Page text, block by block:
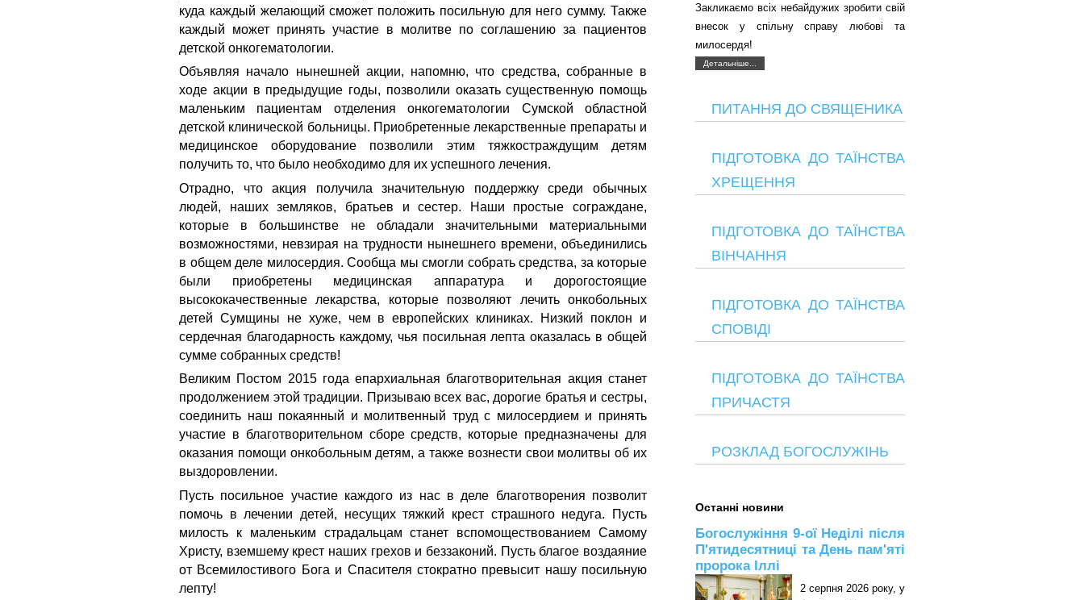
куда каждый желающий сможет положить посильную для него сумму. Также
каждый может принять участие в молитве по соглашению за пациентов
детской онкогематологии.
Объявляя начало нынешней акции, напомню, что средства, собранные в
ходе акции в предыдущие годы, позволили оказать существенную помощь
маленьким пациентам отделения онкогематологии Сумской областной
детской клинической больницы. Приобретенные лекарственные препараты и
медицинское оборудование позволили этим тяжкостраждущим детям
получить то, что было необходимо для их успешного лечения.
Отрадно, что акция получила значительную поддержку среди обычных
людей, наших земляков, братьев и сестер. Наши простые сограждане,
которые в большинстве не обладали значительными материальными
возможностями, невзирая на трудности нынешнего времени, объединились
в общем деле милосердия. Сообща мы смогли собрать средства, за которые
были приобретены медицинская аппаратура и дорогостоящие
высококачественные лекарства, которые позволяют лечить онкобольных
детей Сумщины не хуже, чем в европейских клиниках. Низкий поклон и
сердечная благодарность каждому, чья посильная лепта оказалась в общей
сумме собранных средств!
Великим Постом 2015 года епархиальная благотворительная акция станет
продолжением этой традиции. Призываю всех вас, дорогие братья и сестры,
соединить наш покаянный и молитвенный труд с милосердием и принять
участие в благотворительном сборе средств, которые предназначены для
оказания помощи онкобольным детям, а также вознести свои молитвы об их
выздоровлении.
Пусть посильное участие каждого из нас в деле благотворения позволит
помочь в лечении детей, несущих тяжкий крест страшного недуга. Пусть
милость к маленьким страдальцам станет вспомоществованием Самому
Христу, вземшему крест наших грехов и беззаконий. Пусть благое воздаяние
от Всемилостивого Бога и Спасителя стократно превысит нашу посильную
лепту!
Закликаємо всіх небайдужих зробити свій
внесок у спільну справу любові та
милосердя!
Детальніше...
ПИТАННЯ ДО СВЯЩЕНИКА
ПІДГОТОВКА ДО ТАЇНСТВА
ХРЕЩЕННЯ
ПІДГОТОВКА ДО ТАЇНСТВА
ВІНЧАННЯ
ПІДГОТОВКА ДО ТАЇНСТВА
СПОВІДІ
ПІДГОТОВКА ДО ТАЇНСТВА
ПРИЧАСТЯ
РОЗКЛАД БОГОСЛУЖІНЬ
Останні новини
Богослужіння 9-ої Неділі після
П'ятидесятниці та День пам'яті
пророка Іллі
2 серпня 2026 року, у